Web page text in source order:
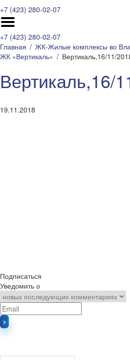
+7 (423) 280-02-07
+7 (423) 280-02-07
Главная
ЖК-Жилые комплексы во
ЖК «Вертикаль»
Вертикаль,16/11/
Вертикаль,16/
19.11.2018
Подписаться
Уведомить о